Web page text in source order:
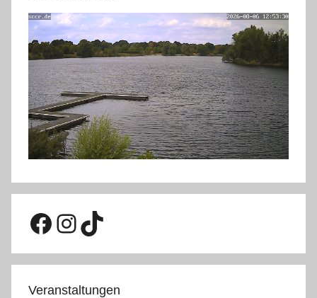
Facebook
Instagram
TikTok
Veranstaltungen